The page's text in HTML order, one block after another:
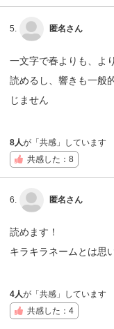
5. 匿名さん
一文字で春よりも、よ
読めるし、響きも一般
じません
8人が「共感」しています
共感した：8
6. 匿名さん
読めます！
キラキラネームとは思
4人が「共感」しています
共感した：4